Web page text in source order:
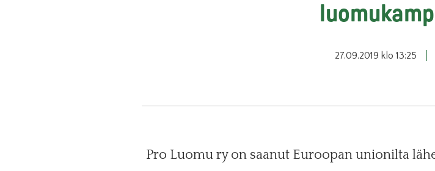
27.09.2019 klo 13:25
Pro Luomu ry on saanut Euroopan unionilta